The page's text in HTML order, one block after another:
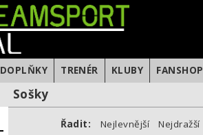
DOPLŇKY TRENÉR KLUBY FANSHOP
Sošky
Řadit: Nejlevnější Nejdražší